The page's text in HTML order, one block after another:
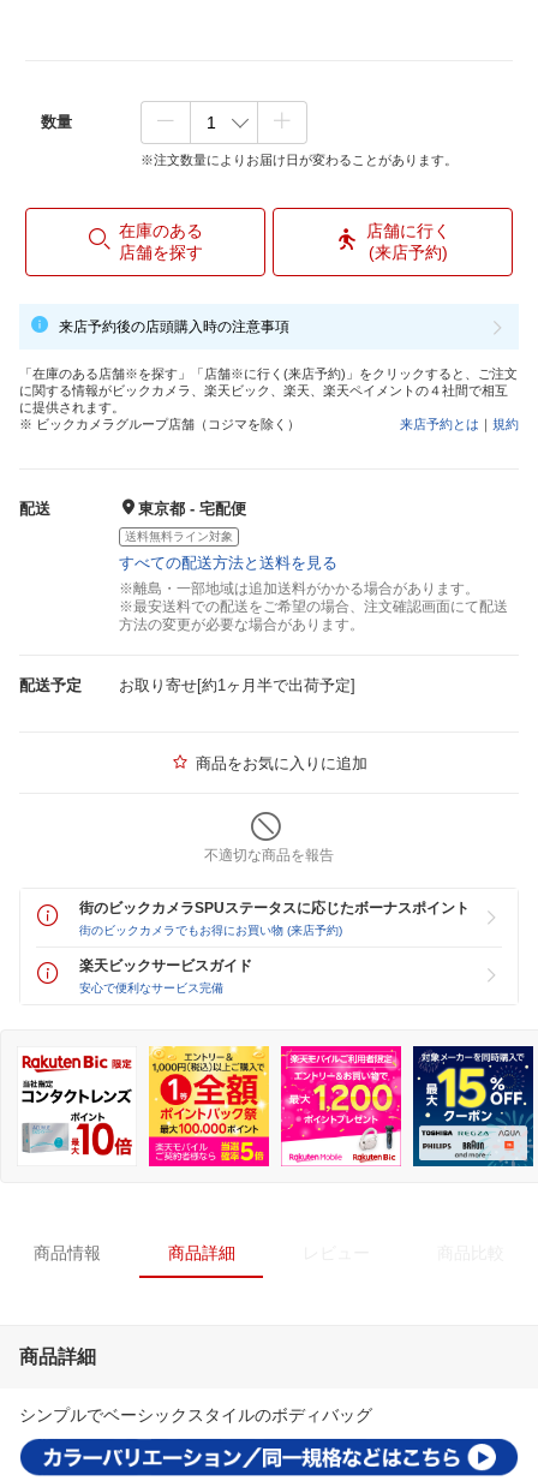
数量
※注文数量によりお届け日が変わることがあります。
在庫のある
店舗を探す
店舗に行く
(来店予約)
来店予約後の店頭購入時の注意事項
「在庫のある店舗※を探す」「店舗※に行く(来店予約)」をクリックすると、ご注文
に関する情報がビックカメラ、楽天ビック、楽天、楽天ペイメントの４社間で相互
に提供されます。
※ ビックカメラグループ店舗（コジマを除く）
来店予約とは ｜ 規約
配送 東京都 - 宅配便
送料無料ライン対象
すべての配送方法と送料を見る
※離島・一部地域は追加送料がかかる場合があります。
※最安送料での配送をご希望の場合、注文確認画面にて配送
方法の変更が必要な場合があります。
配送予定 お取り寄せ[約1ヶ月半で出荷予定]
商品をお気に入りに追加
不適切な商品を報告
街のビックカメラSPUステータスに応じたボーナスポイント
街のビックカメラでもお得にお買い物 (来店予約)
楽天ビックサービスガイド
安心で便利なサービス完備
商品情報 商品詳細
商品詳細
シンプルでベーシックスタイルのボディバッグ